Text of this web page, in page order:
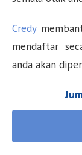
Credy
mendaftar
anda akan